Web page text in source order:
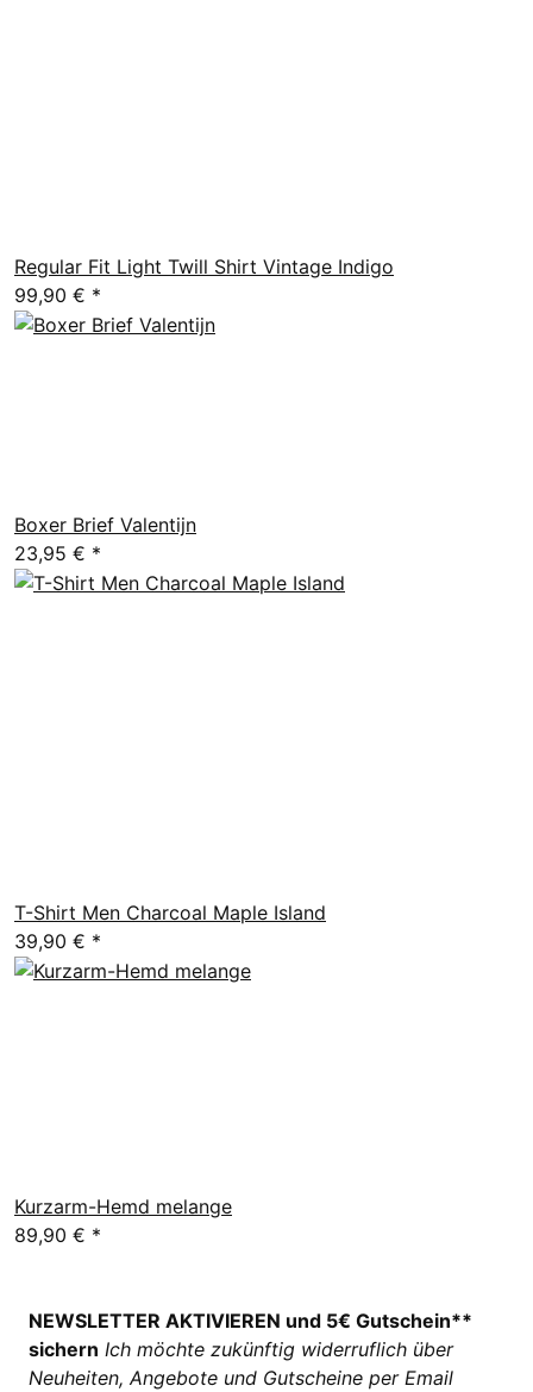
Regular Fit Light Twill Shirt Vintage Indigo
99,90 € *
Boxer Brief Valentijn
23,95 € *
T-Shirt Men Charcoal Maple Island
39,90 € *
Kurzarm-Hemd melange
89,90 € *
NEWSLETTER AKTIVIEREN und 5€ Gutschein**
sichern Ich möchte zukünftig widerruflich über
Neuheiten, Angebote und Gutscheine per Email